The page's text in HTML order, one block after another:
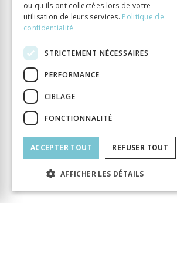
ou qu'ils ont collectées lors de votre
utilisation de leurs services. Politique de
confidentialité
STRICTEMENT NÉCESSAIRES
PERFORMANCE
CIBLAGE
FONCTIONNALITÉ
ACCEPTER TOUT REFUSER TOUT
AFFICHER LES DÉTAILS